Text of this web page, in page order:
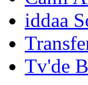
iddaa
Tv'de